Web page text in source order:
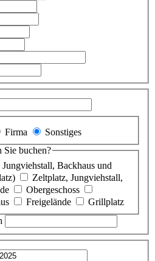
Firma
Sonstiges
Sie buchen?
Jungviehstall, Backhaus und
Zeltplatz, Jungviehstall,
Obergeschoss
Freigelände
Grillplatz